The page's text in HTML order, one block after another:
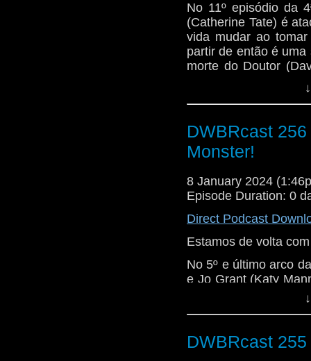
No 11º episódio da
(Catherine Tate) é
vida mudar ao
partir de então é
morte do Doutor
voltará ao
paralelos: vem com
DWBRcast
Monster!
8 January 2024
Episode Duration: 0
Direct Podcast
Estamos de volta
No 5º e último arco
e Jo Grant (Katy
unem para conter a
Passando por um
poderes de Kronos e
DWBRcast